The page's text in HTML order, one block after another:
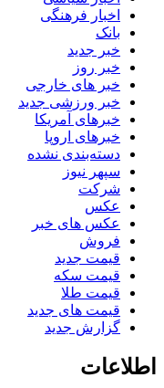
اخبار فرهنگی
بانک
خبر جدید
خبر روز
خبر های خارجی
خبر ورزشی جدید
خبرهای آمریکا
خبرهای اروپا
دسته‌بندی نشده
سپهر نیوز
شرکت
عکس
عکس های خبر
فروش
قیمت جدید
قیمت سکه
قیمت طلا
قیمت های جدید
گزارش جدید
اطلاعات